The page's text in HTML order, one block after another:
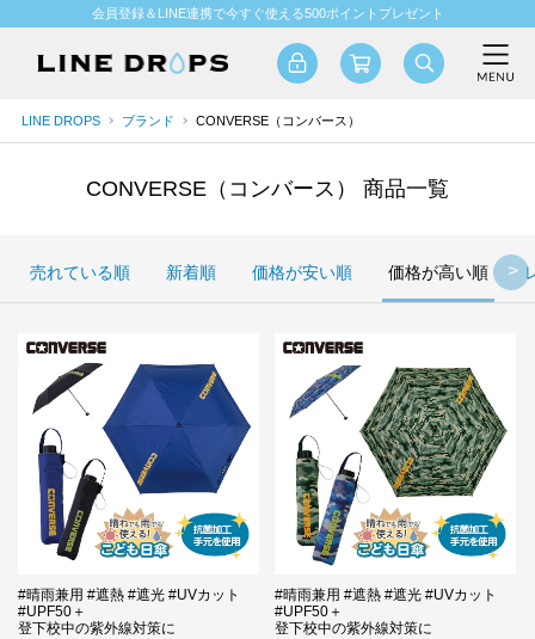
会員登録＆LINE連携で今すぐ使える500ポイントプレゼント
LINE DROPS ブランド CONVERSE（コンバース）
CONVERSE（コンバース） 商品一覧
売れている順 新着順 価格が安い順 価格が高い順
#晴雨兼用 #遮熱 #遮光 #UVカット
#UPF50＋
登下校中の紫外線対策に
#晴雨兼用 #遮熱 #遮光 #UVカット
#UPF50＋
登下校中の紫外線対策に